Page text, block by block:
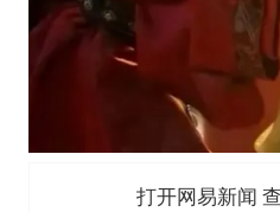
打开网易新闻